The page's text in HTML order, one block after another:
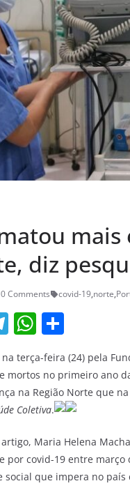
diz
0 Comments covid-19,norte,
T
e
gr
a
m
W
h
at
s
A
p
p
ar
e
terça-feira (24) pela
mortos no primeiro ano
na Região Norte que na
Coletiva.
Maria Helena
por covid-19 entre março
que impera no país